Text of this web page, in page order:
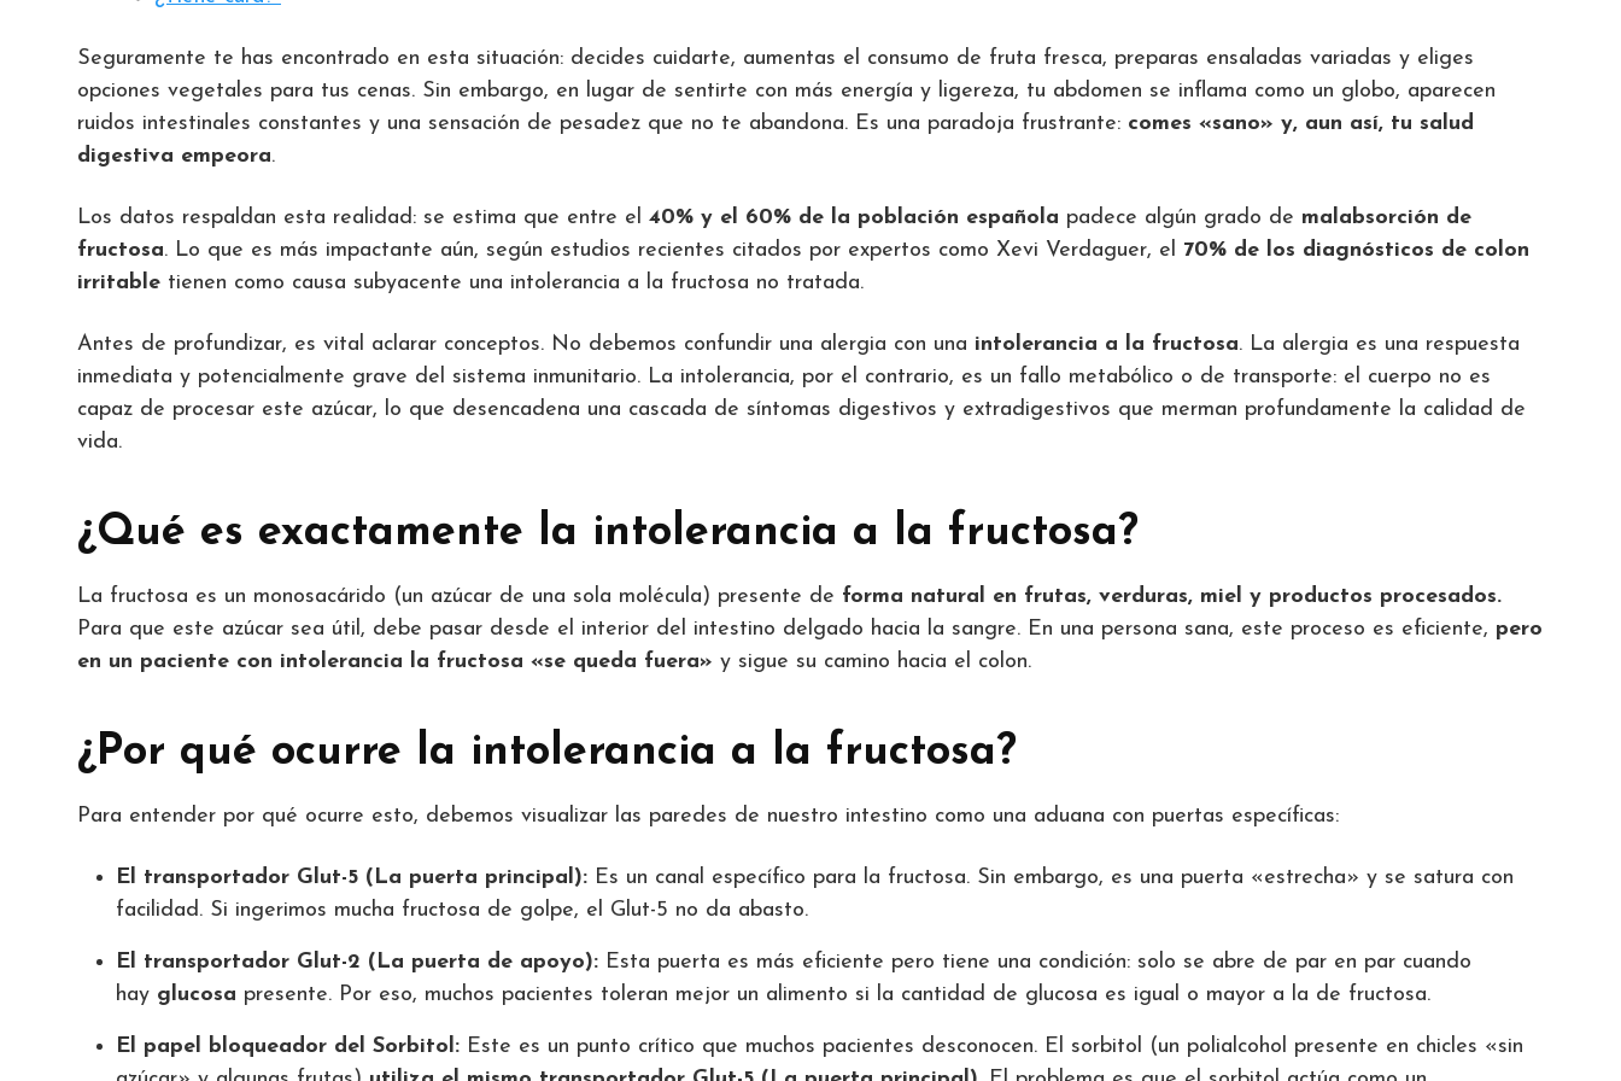
Seguramente te has encontrado en esta situación: decides cuidarte, aumentas el consumo de fruta fresca, preparas ensaladas variadas y eliges
opciones vegetales para tus cenas. Sin embargo, en lugar de sentirte con más energía y ligereza, tu abdomen se inflama como un globo, aparecen
ruidos intestinales constantes y una sensación de pesadez que no te abandona. Es una paradoja frustrante: comes «sano» y, aun así, tu salud
digestiva empeora.
Los datos respaldan esta realidad: se estima que entre el 40% y el 60% de la población española padece algún grado de malabsorción de
fructosa. Lo que es más impactante aún, según estudios recientes citados por expertos como Xevi Verdaguer, el 70% de los diagnósticos de colon
irritable tienen como causa subyacente una intolerancia a la fructosa no tratada.
Antes de profundizar, es vital aclarar conceptos. No debemos confundir una alergia con una intolerancia a la fructosa. La alergia es una respuesta
inmediata y potencialmente grave del sistema inmunitario. La intolerancia, por el contrario, es un fallo metabólico o de transporte: el cuerpo no es
capaz de procesar este azúcar, lo que desencadena una cascada de síntomas digestivos y extradigestivos que merman profundamente la calidad de
vida.
¿Qué es exactamente la intolerancia a la fructosa?
La fructosa es un monosacárido (un azúcar de una sola molécula) presente de forma natural en frutas, verduras, miel y productos procesados.
Para que este azúcar sea útil, debe pasar desde el interior del intestino delgado hacia la sangre. En una persona sana, este proceso es eficiente, pero
en un paciente con intolerancia la fructosa «se queda fuera» y sigue su camino hacia el colon.
¿Por qué ocurre la intolerancia a la fructosa?
Para entender por qué ocurre esto, debemos visualizar las paredes de nuestro intestino como una aduana con puertas específicas:
El transportador Glut-5 (La puerta principal): Es un canal específico para la fructosa. Sin embargo, es una puerta «estrecha» y se satura con
facilidad. Si ingerimos mucha fructosa de golpe, el Glut-5 no da abasto.
El transportador Glut-2 (La puerta de apoyo): Esta puerta es más eficiente pero tiene una condición: solo se abre de par en par cuando
hay glucosa presente. Por eso, muchos pacientes toleran mejor un alimento si la cantidad de glucosa es igual o mayor a la de fructosa.
El papel bloqueador del Sorbitol: Este es un punto crítico que muchos pacientes desconocen. El sorbitol (un polialcohol presente en chicles «sin